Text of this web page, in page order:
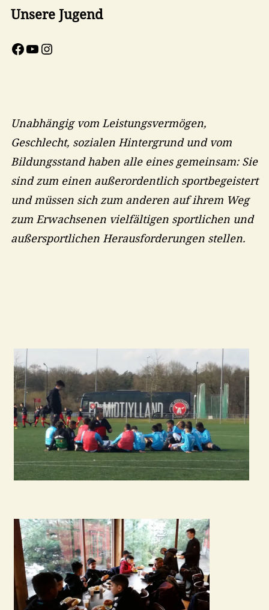
Unsere Jugend
Facebook YouTube Instagram
Unabhängig vom Leistungsvermögen,
Geschlecht, sozialen Hintergrund und vom
Bildungsstand haben alle eines gemeinsam: Sie
sind zum einen außerordentlich sportbegeistert
und müssen sich zum anderen auf ihrem Weg
zum Erwachsenen vielfältigen sportlichen und
außersportlichen Herausforderungen stellen.